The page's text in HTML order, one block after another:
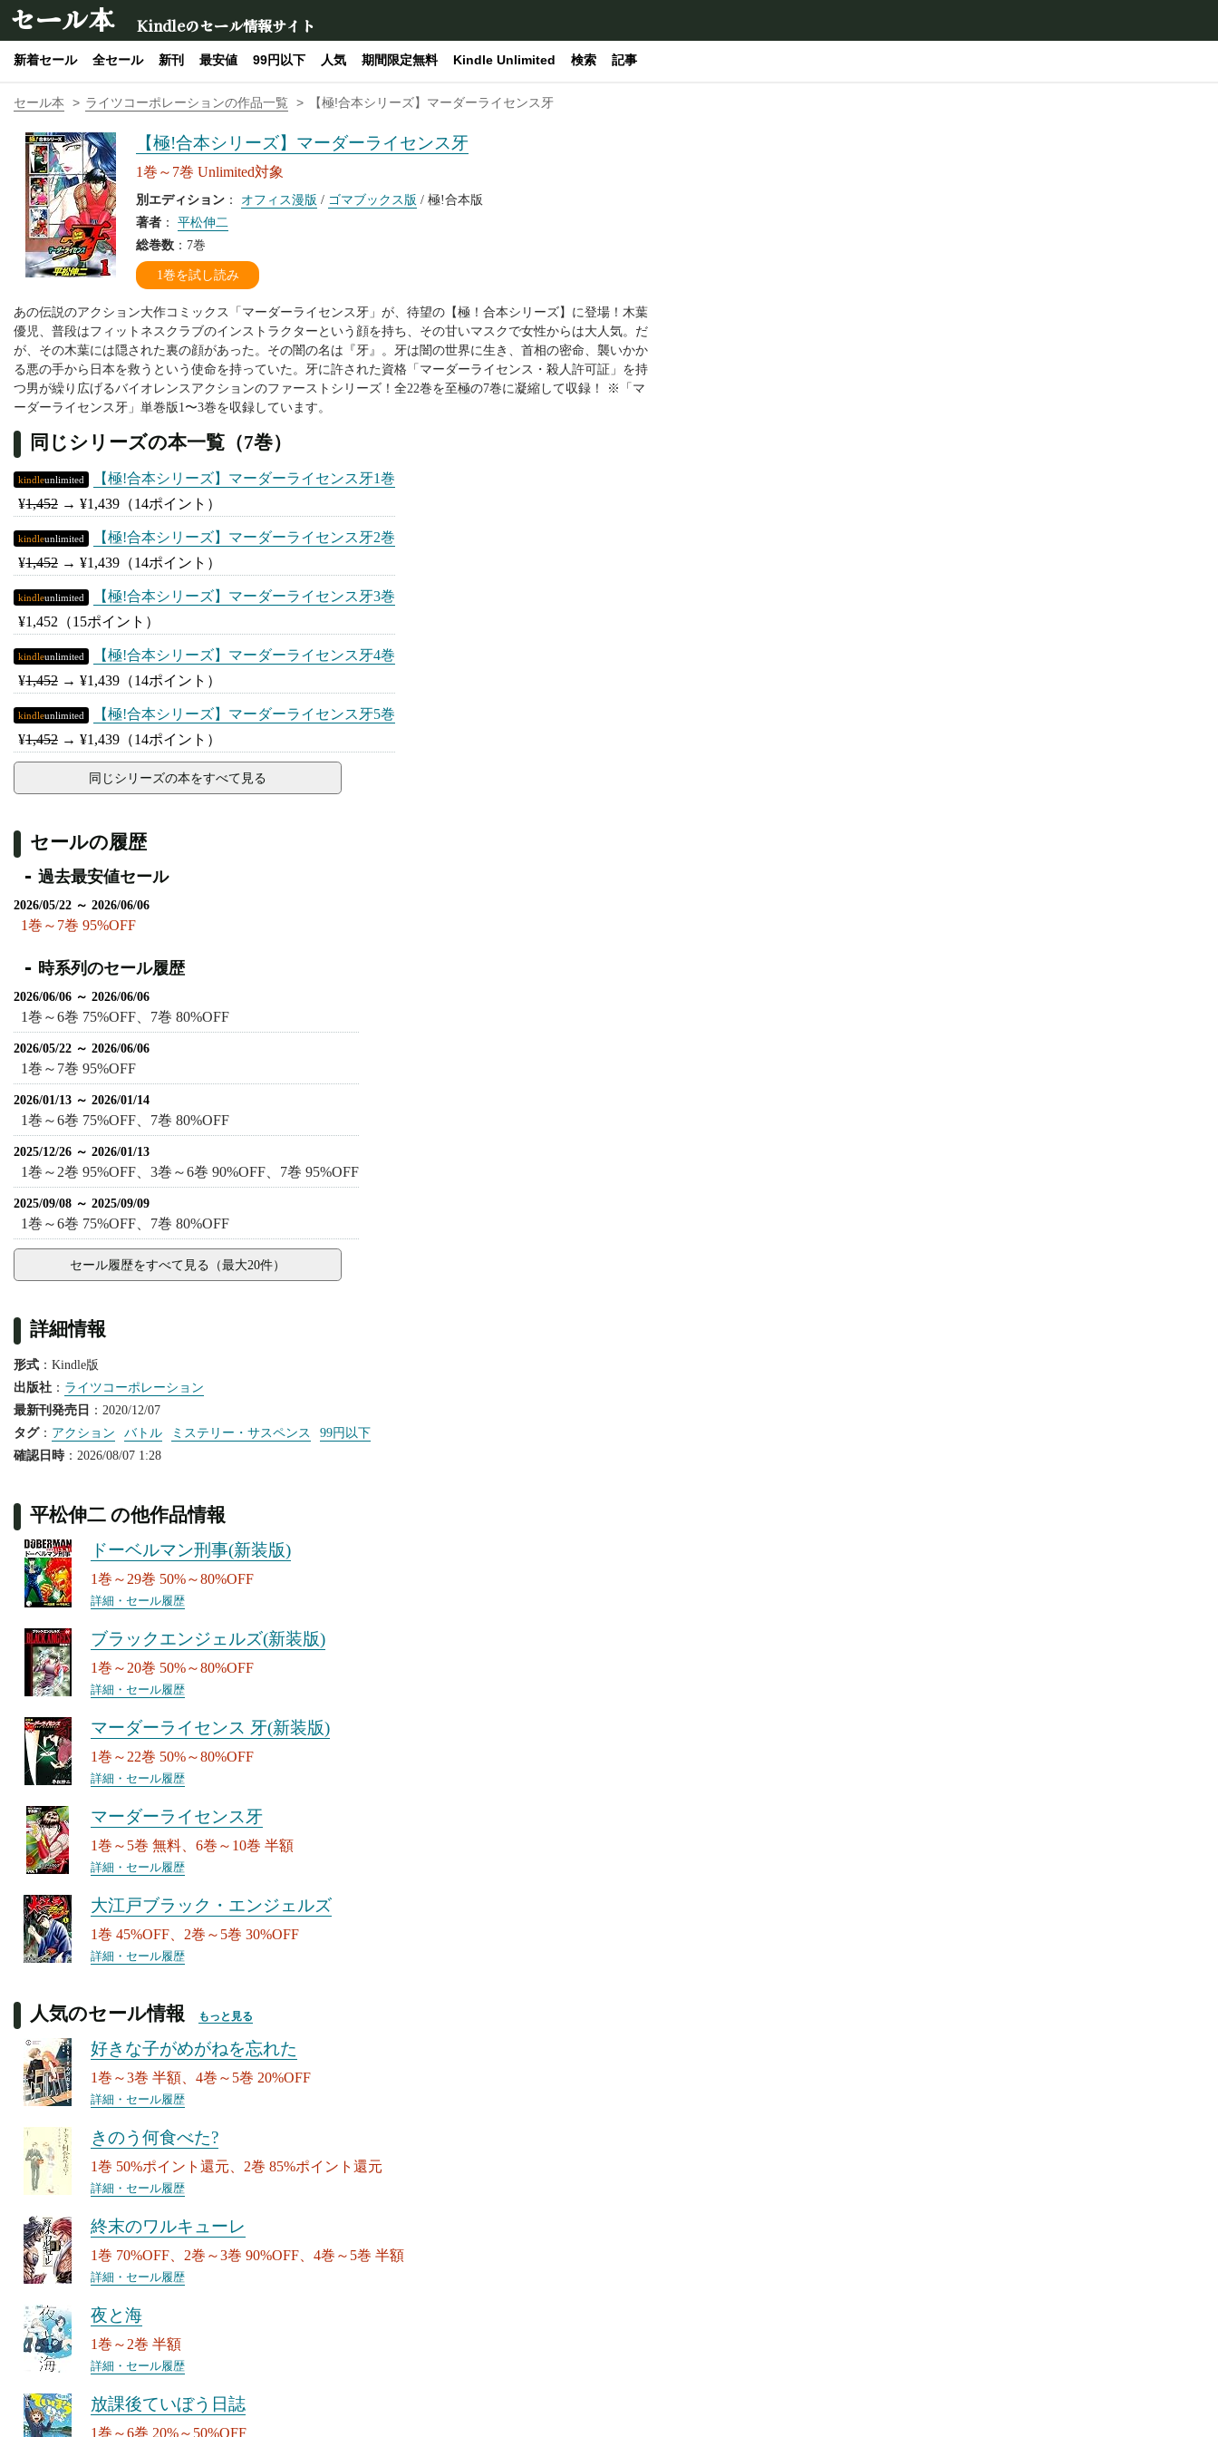
セール本 Kindleのセール情報サイト
新着セール 全セール 新刊 最安値 99円以下 人気 期間限定無料 Kindle Unlimited 検索 記事
セール本 ライツコーポレーションの作品一覧 【極!合本シリーズ】マーダーライセンス牙
【極!合本シリーズ】マーダーライセンス牙
1巻～7巻 Unlimited対象
別エディション ： オフィス漫版 / ゴマブックス版 / 極!合本版
著者 ： 平松伸二
総巻数 ：7巻
1巻を試し読み
あの伝説のアクション大作コミックス「マーダーライセンス牙」が、待望の【極！合本シリーズ】に登場！木葉
優児、普段はフィットネスクラブのインストラクターという顔を持ち、その甘いマスクで女性からは大人気。だ
が、その木葉には隠された裏の顔があった。その闇の名は『牙』。牙は闇の世界に生き、首相の密命、襲いかか
る悪の手から日本を救うという使命を持っていた。牙に許された資格「マーダーライセンス・殺人許可証」を持
つ男が繰り広げるバイオレンスアクションのファーストシリーズ！全22巻を至極の7巻に凝縮して収録！ ※「マ
ーダーライセンス牙」単巻版1〜3巻を収録しています。
同じシリーズの本一覧（7巻）
kindleunlimited
【極!合本シリーズ】マーダーライセンス牙1巻
¥1,452 → ¥1,439 （14ポイント）
kindleunlimited
【極!合本シリーズ】マーダーライセンス牙2巻
¥1,452 → ¥1,439 （14ポイント）
kindleunlimited
【極!合本シリーズ】マーダーライセンス牙3巻
¥1,452 （15ポイント）
kindleunlimited
【極!合本シリーズ】マーダーライセンス牙4巻
¥1,452 → ¥1,439 （14ポイント）
kindleunlimited
【極!合本シリーズ】マーダーライセンス牙5巻
¥1,452 → ¥1,439 （14ポイント）
同じシリーズの本をすべて見る
セールの履歴
過去最安値セール
2026/05/22 ～ 2026/06/06
1巻～7巻 95%OFF
時系列のセール履歴
2026/06/06 ～ 2026/06/06
1巻～6巻 75%OFF、7巻 80%OFF
2026/05/22 ～ 2026/06/06
1巻～7巻 95%OFF
2026/01/13 ～ 2026/01/14
1巻～6巻 75%OFF、7巻 80%OFF
2025/12/26 ～ 2026/01/13
1巻～2巻 95%OFF、3巻～6巻 90%OFF、7巻 95%OFF
2025/09/08 ～ 2025/09/09
1巻～6巻 75%OFF、7巻 80%OFF
セール履歴をすべて見る（最大20件）
詳細情報
形式 ：Kindle版
出版社 ： ライツコーポレーション
最新刊発売日 ：2020/12/07
タグ： アクション バトル ミステリー・サスペンス
99円以下
確認日時：2026/08/07 1:28
平松伸二 の他作品情報
ドーベルマン刑事(新装版)
1巻～29巻 50%～80%OFF
詳細・セール履歴
ブラックエンジェルズ(新装版)
1巻～20巻 50%～80%OFF
詳細・セール履歴
マーダーライセンス 牙(新装版)
1巻～22巻 50%～80%OFF
詳細・セール履歴
マーダーライセンス牙
1巻～5巻 無料、6巻～10巻 半額
詳細・セール履歴
大江戸ブラック・エンジェルズ
1巻 45%OFF、2巻～5巻 30%OFF
詳細・セール履歴
人気のセール情報 もっと見る
好きな子がめがねを忘れた
1巻～3巻 半額、4巻～5巻 20%OFF
詳細・セール履歴
きのう何食べた?
1巻 50%ポイント還元、2巻 85%ポイント還元
詳細・セール履歴
終末のワルキューレ
1巻 70%OFF、2巻～3巻 90%OFF、4巻～5巻 半額
詳細・セール履歴
夜と海
1巻～2巻 半額
詳細・セール履歴
放課後ていぼう日誌
1巻～6巻 20%～50%OFF